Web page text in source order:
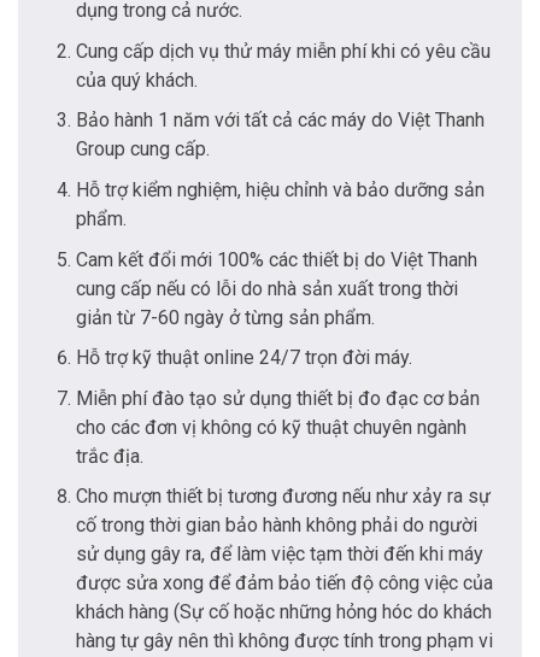
dụng trong cả nước.
Cung cấp dịch vụ thử máy miễn phí khi có yêu cầu
của quý khách.
Bảo hành 1 năm với tất cả các máy do Việt Thanh
Group cung cấp.
Hỗ trợ kiểm nghiệm, hiệu chỉnh và bảo dưỡng sản
phẩm.
Cam kết đổi mới 100% các thiết bị do Việt Thanh
cung cấp nếu có lỗi do nhà sản xuất trong thời
giản từ 7-60 ngày ở từng sản phẩm.
Hỗ trợ kỹ thuật online 24/7 trọn đời máy.
Miễn phí đào tạo sử dụng thiết bị đo đạc cơ bản
cho các đơn vị không có kỹ thuật chuyên ngành
trắc địa.
Cho mượn thiết bị tương đương nếu như xảy ra sự
cố trong thời gian bảo hành không phải do người
sử dụng gây ra, để làm việc tạm thời đến khi máy
được sửa xong để đảm bảo tiến độ công việc của
khách hàng (Sự cố hoặc những hỏng hóc do khách
hàng tự gây nên thì không được tính trong phạm vi